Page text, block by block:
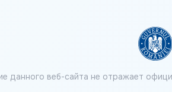
данного веб-сайта не отражает